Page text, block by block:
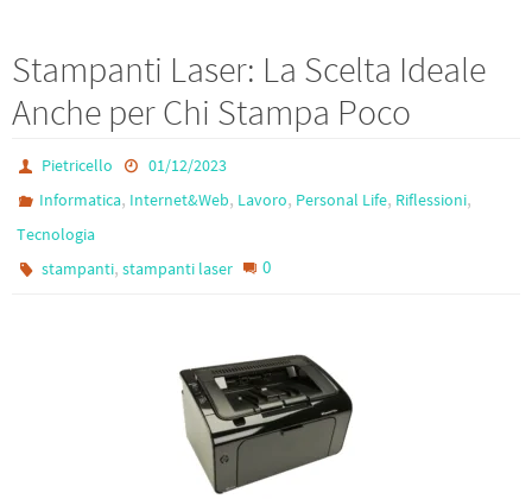
o
o
k
er
gr
a
m
ar
e
Stampanti Laser: La Scelta Ideale
Anche per Chi Stampa Poco
Pietricello
01/12/2023
Informatica, Internet&Web, Lavoro, Personal Life, Riflessioni,
Tecnologia
stampanti,stampanti laser 0